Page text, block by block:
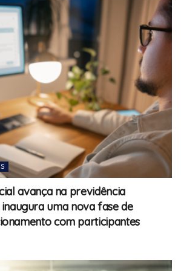
avança na previdência
uma nova fase de
com participantes